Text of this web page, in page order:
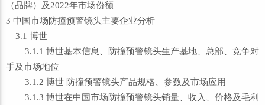
（品牌）及2022年市场份额
3 中国市场防撞预警镜头主要企业分析
3.1 博世
3.1.1 博世基本信息、防撞预警镜头生产基地、总部、竞争对
手及市场地位
3.1.2 博世 防撞预警镜头产品规格、参数及市场应用
3.1.3 博世在中国市场防撞预警镜头销量、收入、价格及毛利